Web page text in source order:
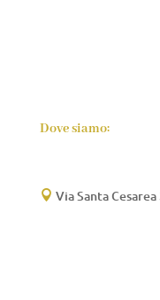
Dove siamo:
 Via Santa